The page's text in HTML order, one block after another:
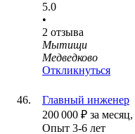
5.0
•
2 отзыва
Мытищи
Медведково
Откликнуться
Главный инженер
200 000 ₽ за месяц,
Опыт 3-6 лет